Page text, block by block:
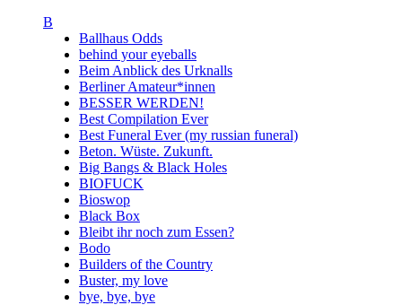
B
Ballhaus Odds
behind your eyeballs
Beim Anblick des Urknalls
Berliner Amateur*innen
BESSER WERDEN!
Best Compilation Ever
Best Funeral Ever (my russian funeral)
Beton. Wüste. Zukunft.
Big Bangs & Black Holes
BIOFUCK
Bioswop
Black Box
Bleibt ihr noch zum Essen?
Bodo
Builders of the Country
Buster, my love
bye, bye, bye